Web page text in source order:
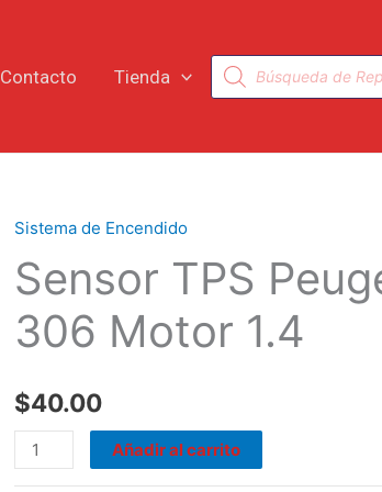
Contacto Tienda
Búsqueda
de
productos
Sistema de Encendido
Sensor TPS
306 Motor 1.4
$40.00
Sensor
TPS
Peugeot
206
306
1.4
cantidad
Añadir al carrito